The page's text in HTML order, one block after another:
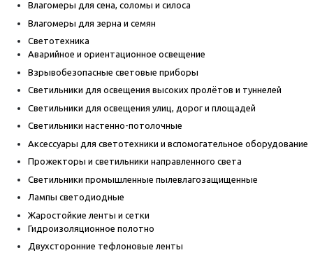
Влагомеры для сена, соломы и силоса
Влагомеры для зерна и семян
Светотехника
Аварийное и ориентационное освещение
Взрывобезопасные световые приборы
Светильники для освещения высоких пролётов и туннелей
Светильники для освещения улиц, дорог и площадей
Светильники настенно-потолочные
Аксессуары для светотехники и вспомогательное оборудование
Прожекторы и светильники направленного света
Светильники промышленные пылевлагозащищенные
Лампы светодиодные
Жаростойкие ленты и сетки
Гидроизоляционное полотно
Двухсторонние тефлоновые ленты